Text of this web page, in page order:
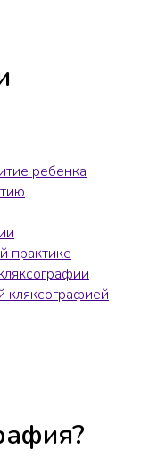
ребенка
практике
кляксографией